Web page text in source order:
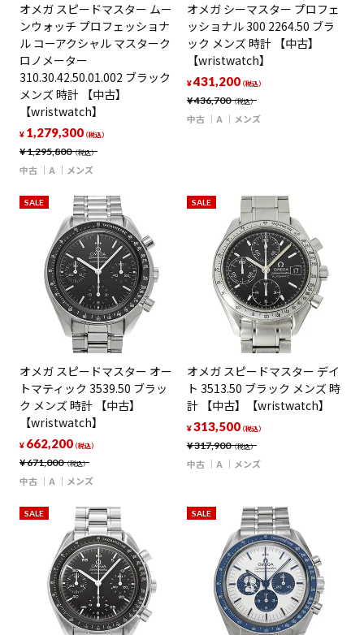
オメガ スピードマスター ムー
ンウォッチ プロフェッショナ
ル コーアクシャル マスターク
ロノメーター
310.30.42.50.01.002 ブラック
メンズ 時計 【中古】
【wristwatch】
¥1,295,800（税込）
¥ 1,279,300（税込）
中古 A メンズ
オメガ シーマスター プロフェ
ッショナル 300 2264.50 ブラ
ック メンズ 時計 【中古】
【wristwatch】
¥436,700（税込）
¥431,200（税込）
中古 A メンズ
SALE
オメガ スピードマスター オー
トマティック 3539.50 ブラッ
ク メンズ 時計 【中古】
【wristwatch】
¥671,000（税込）
¥ 662,200（税込）
中古 A メンズ
SALE
オメガ スピードマスター デイ
ト 3513.50 ブラック メンズ 時
計 【中古】【wristwatch】
¥317,900（税込）
¥313,500（税込）
中古 A メンズ
SALE SALE